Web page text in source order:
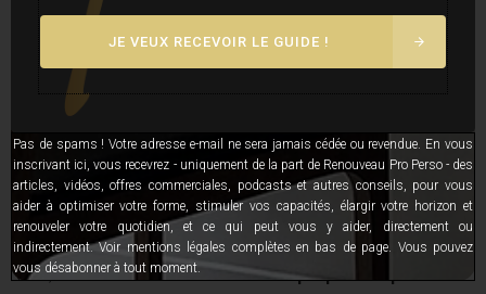
Devenez architecte du temps
Vous devez vous considérer comme l’
et non simplement constater que « vous n’avez pas
le temps ». Développez uneattitude proactive face au
temps. Augmentezl’intentionnalitéde votre rapport au
temps et à votre agenda.
Devenezcréateurs de potentiel pour les autres. Et pour
cela, devenez l’architecte de votre propre temps!
JE VEUX RECEVOIR LE GUIDE !
Pas de spams ! Votre adresse e-mail ne sera jamais cédée ou revendue. En vous
inscrivant ici, vous recevrez - uniquement de la part de Renouveau Pro Perso - des
articles, vidéos, offres commerciales, podcasts et autres conseils, pour vous
aider à optimiser votre forme, stimuler vos capacités, élargir votre horizon et
renouveler votre quotidien, et ce qui peut vous y aider, directement ou
indirectement. Voir mentions légales complètes en bas de page. Vous pouvez
vous désabonner à tout moment.